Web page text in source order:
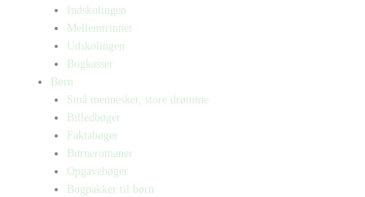
Indskolingen
Mellemtrinnet
Udskolingen
Bogkasser
Børn
Små mennesker, store drømme
Billedbøger
Faktabøger
Børneromaner
Opgavebøger
Bogpakker til børn